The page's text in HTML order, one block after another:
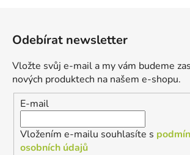
Odebírat newsletter
Vložte svůj e-mail a my vám budeme
nových produktech na našem e-shopu.
E-mail
Vložením e-mailu souhlasíte s
osobních údajů